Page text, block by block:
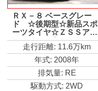
ＲＸ－８ ベースグレー
ド ☆後期型☆新品スポ
ーツタイヤ☆ＺＳＳアル
ミホイール☆ＧＴウィン
グ☆フロントアンダース
ポイラー☆オートゲージ
３連メーター☆ＭＯＭＯ
ステアリング☆ＥＴＣ☆
ラジオオーディオ☆
走行距離: 11.6万km
年式: 2008年
排気量: RE
駆動方式: 2WD